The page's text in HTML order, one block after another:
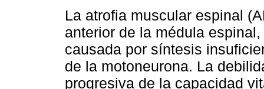
La atrofia muscular espinal
anterior de la médula
causada por síntesis
de la motoneurona. La
progresiva de la capacidad